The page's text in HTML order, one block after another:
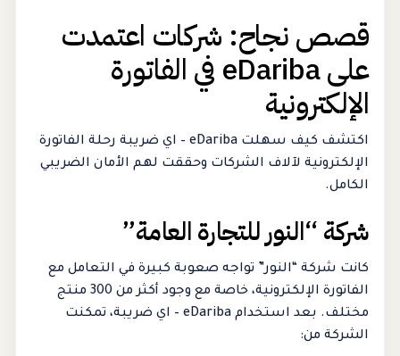
قصص نجاح: شركات اعتمدت
على eDariba في الفاتورة
الإلكترونية
اكتشف كيف سهلت eDariba – اي ضريبة رحلة الفاتورة
الإلكترونية لآلاف الشركات وحققت لهم الأمان الضريبي
الكامل.
شركة “النور للتجارة العامة”
كانت شركة “النور” تواجه صعوبة كبيرة في التعامل مع
الفاتورة الإلكترونية، خاصة مع وجود أكثر من 300 منتج
مختلف. بعد استخدام eDariba – اي ضريبة، تمكنت
الشركة من: